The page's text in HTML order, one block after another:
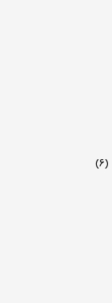
(۶)